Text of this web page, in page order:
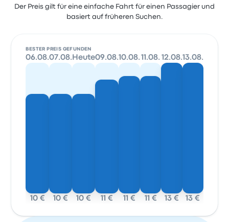
Der Preis gilt für eine einfache Fahrt für einen Passagier und
basiert auf früheren Suchen.
BESTER PREIS GEFUNDEN
06.08.
10 €
07.08.
10 €
Heute
10 €
09.08.
11 €
10.08.
11 €
11.08.
11 €
12.08.
13 €
13.08.
13 €